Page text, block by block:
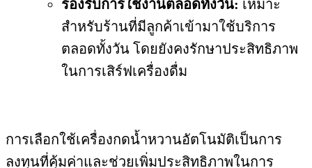
รองรับการใช้งานตลอดทั้งวัน: เหมาะ
สำหรับร้านที่มีลูกค้าเข้ามาใช้บริการ
ตลอดทั้งวัน โดยยังคงรักษาประสิทธิภาพ
ในการเสิร์ฟเครื่องดื่ม
การเลือกใช้เครื่องกดน้ำหวานอัตโนมัติเป็นการ
ลงทุนที่คุ้มค่าและช่วยเพิ่มประสิทธิภาพในการ